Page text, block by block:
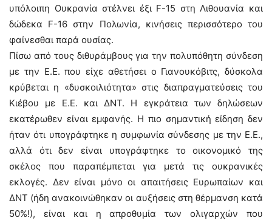
υπόλοιπη Ουκρανία στέλνει έξι F-15 στη Λιθουανία και
δώδεκα F-16 στην Πολωνία, κινήσεις περισσότερο του
φαίνεσθαι παρά ουσίας.
Πίσω από τους διθυράμβους για την πολυπόθητη σύνδεση
με την Ε.Ε. που είχε αθετήσει ο Γιανουκόβιτς, δύσκολα
κρύβεται η «δυσκοιλιότητα» στις διαπραγματεύσεις του
Κιέβου με Ε.Ε. και ΔΝΤ. Η εγκράτεια των δηλώσεων
εκατέρωθεν είναι εμφανής. Η πιο σημαντική είδηση δεν
ήταν ότι υπογράφτηκε η συμφωνία σύνδεσης με την Ε.Ε.,
αλλά ότι δεν είναι υπογράφτηκε το οικονομικό της
σκέλος που παραπέμπεται για μετά τις ουκρανικές
εκλογές. Δεν είναι μόνο οι απαιτήσεις Ευρωπαίων και
ΔΝΤ (ήδη ανακοινώθηκαν οι αυξήσεις στη θέρμανση κατά
50%!), είναι και η απροθυμία των ολιγαρχών που